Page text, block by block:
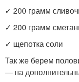
✓ 200 грамм
✓ 200 грамм
✓ щепотка соли
Так же берем
— на